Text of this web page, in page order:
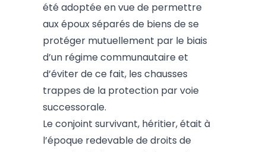
été adoptée en vue de permettre
aux époux séparés de biens de se
protéger mutuellement par le biais
d’un régime communautaire et
d’éviter de ce fait, les chausses
trappes de la protection par voie
successorale.
Le conjoint survivant, héritier, était à
l’époque redevable de droits de